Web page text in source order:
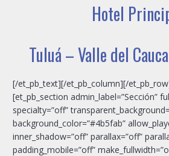
Hotel
Tuluá – Valle del
[/et_pb_text][/et_pb_column][/
[et_pb_section admin_label=”Sección”
specialty=”off”
background_color=”#4b5fab”
inner_shadow=”off” parallax=”off”
padding_mobile=”off”